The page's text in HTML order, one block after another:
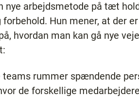
nye arbejdsmetode på tæt
Hun mener, at der
hvordan man kan gå nye
teams rummer spændende
de forskellige